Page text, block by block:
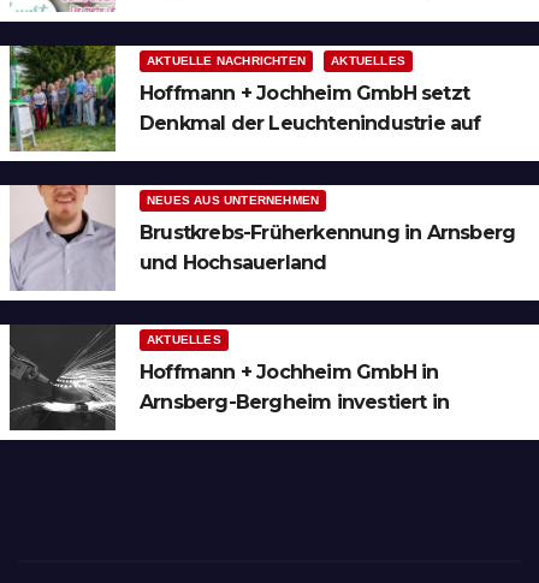
AKTUELLE NACHRICHTEN AKTUELLES
Hoffmann + Jochheim GmbH setzt
Denkmal der Leuchtenindustrie auf
NEUES AUS UNTERNEHMEN
Brustkrebs-Früherkennung in Arnsberg
und Hochsauerland
AKTUELLES
Hoffmann + Jochheim GmbH in
Arnsberg-Bergheim investiert in